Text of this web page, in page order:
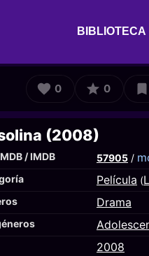
BIBLIOTECA
0 0
(2008)
/ IMDB
57905 /
Película (
Drama
2008